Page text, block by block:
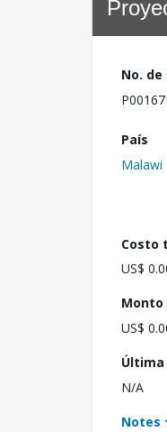
No.
País
Malawi
Costo
US$
Monto
US$
Última
N/A
Notes